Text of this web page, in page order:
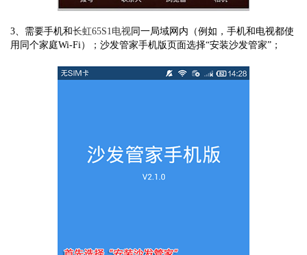
3、需要手机和长虹65S1电视同一局域网内（例如，手机和电视都使
用同个家庭Wi-Fi）；沙发管家手机版页面选择“安装沙发管家”；